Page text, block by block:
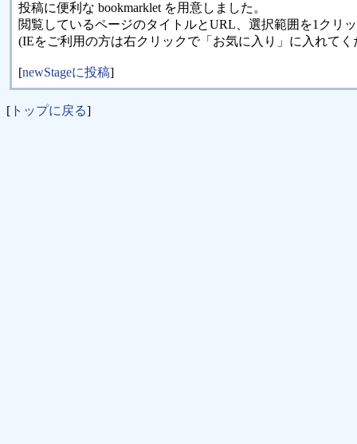
投稿に便利な bookmarklet を用意しました。
閲覧しているページのタイトルとURL、選択範囲を1クリ
(IEをご利用の方は右クリックで「お気に入り」に入れてく
[newStageに投稿]
[ トップに戻る]